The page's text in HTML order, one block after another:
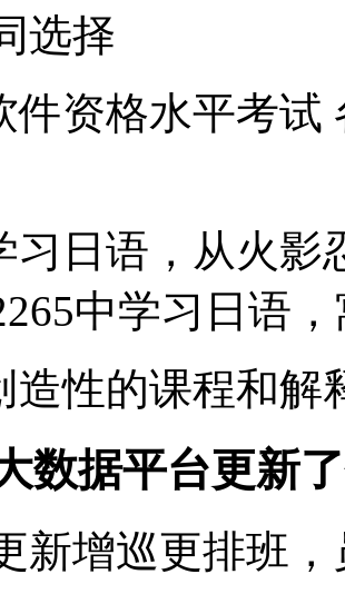
选择
件资格水平考试
习日语，从火
中学习日语
造性的课程和解
数据平台更新
新增巡更排班